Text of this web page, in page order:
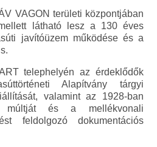
VAGON területi központjában
látható lesz a 130 éves
javítóüzem működése és a
telephelyén az érdeklődők
Alapítvány tárgyi
valamint az 1928-ban
múltját és a mellékvonali
feldolgozó dokumentációs